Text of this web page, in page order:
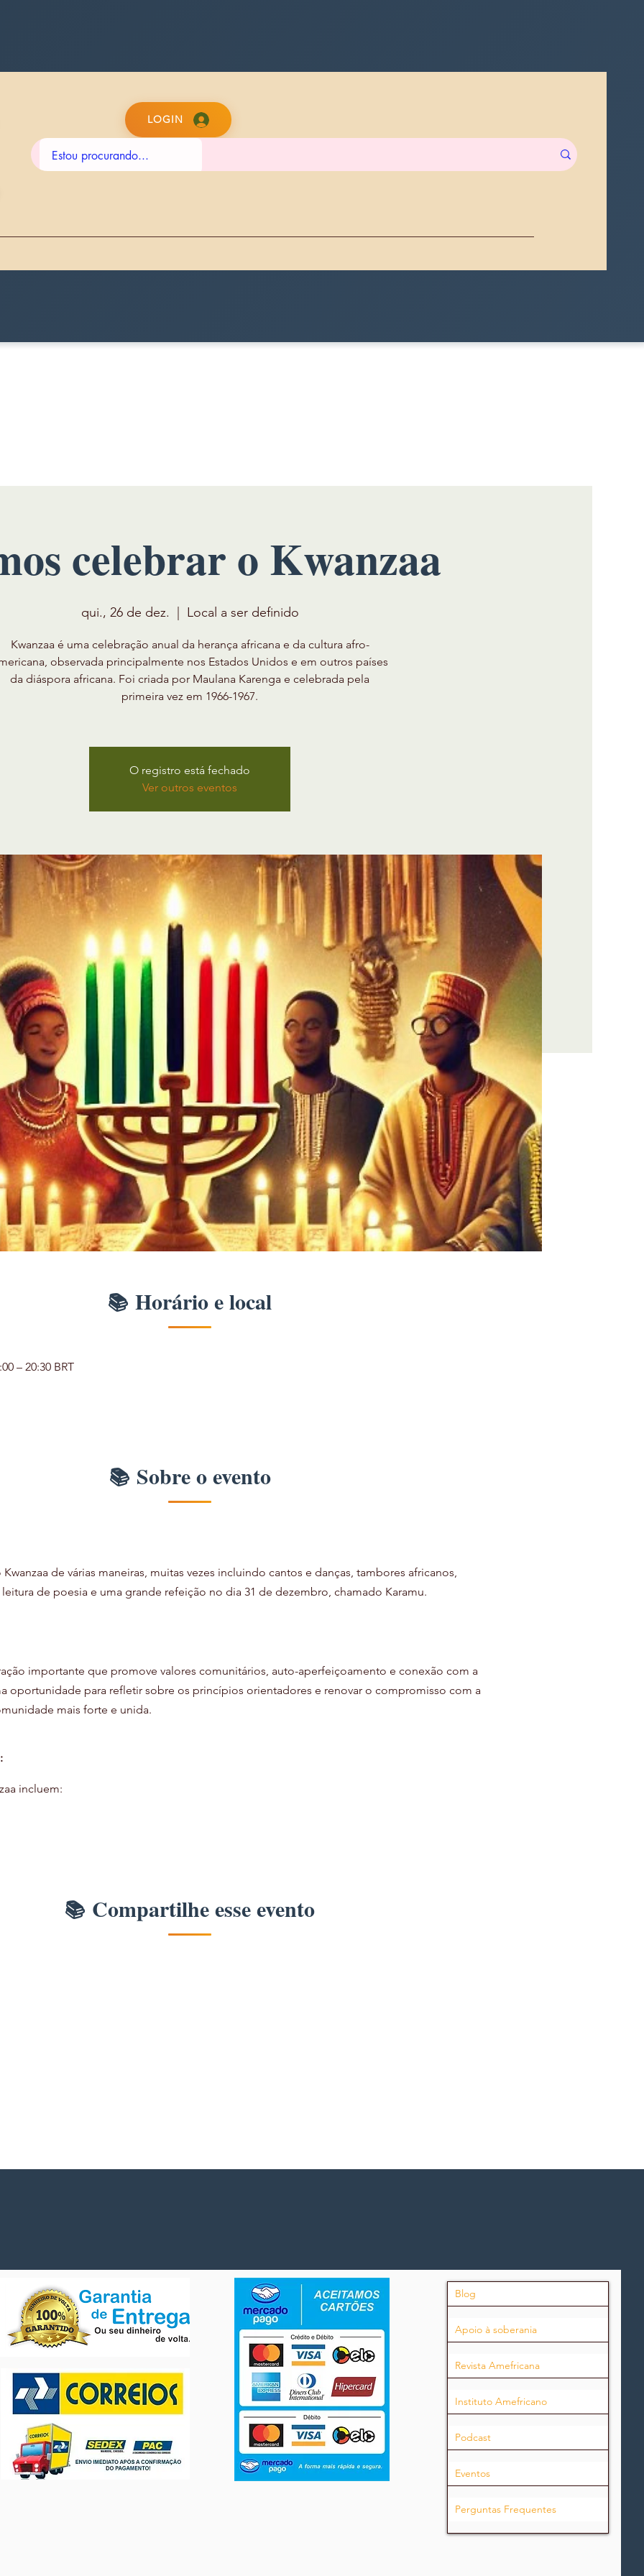
LOGIN
celebrar o Kwanzaa
qui., 26 de dez. Local a ser definido
Kwanzaa é uma celebração anual da herança africana e da cultura afro-
observada principalmente nos Estados Unidos e em outros países
da diáspora africana. Foi criada por Maulana Karenga e celebrada pela
primeira vez em 1966-1967.
O registro está fechado
Ver outros eventos
Horário e local
– 20:30 BRT
Sobre o evento
de várias maneiras, muitas vezes incluindo cantos e danças, tambores africanos,
de poesia e uma grande refeição no dia 31 de dezembro, chamado Karamu.
importante que promove valores comunitários, auto-aperfeiçoamento e conexão com a
oportunidade para refletir sobre os princípios orientadores e renovar o compromisso com a
mais forte e unida.
incluem:
Compartilhe esse evento
Blog
Apoio à soberania
Revista Amefricana
Instituto Amefricano
Podcast
Eventos
Perguntas Frequentes